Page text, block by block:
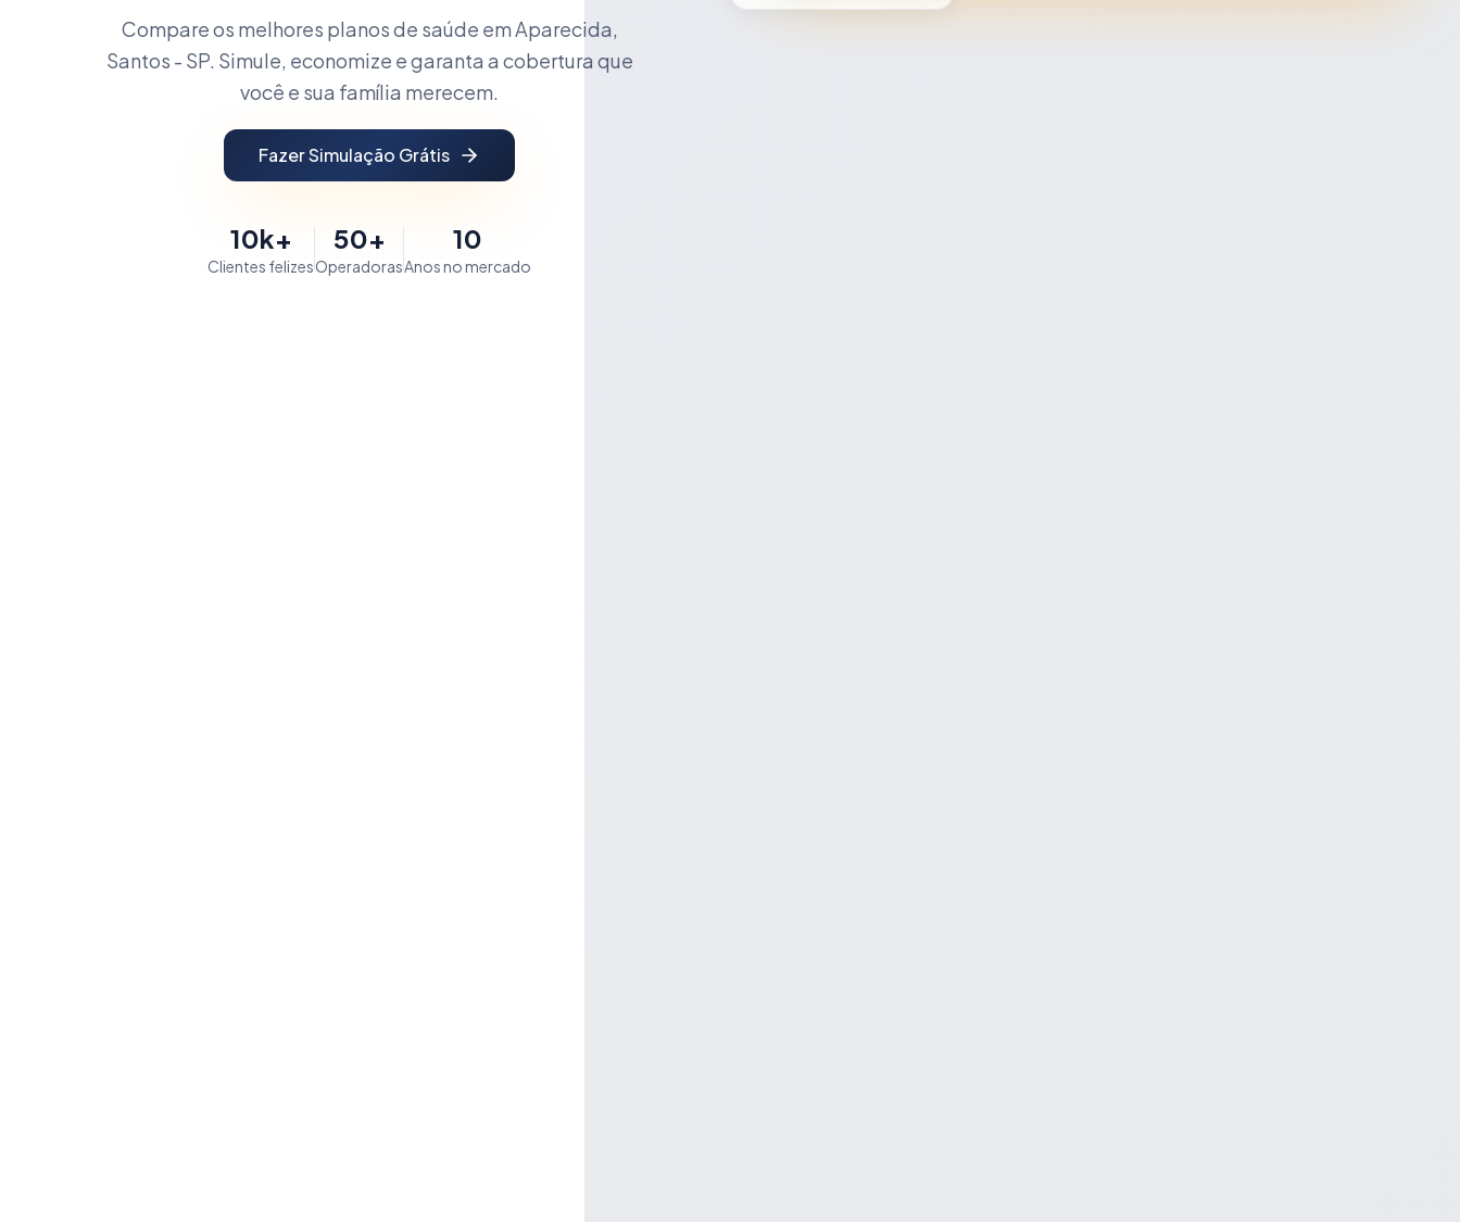
Compare os melhores planos de saúde em Aparecida,
Santos - SP. Simule, economize e garanta a cobertura que
você e sua família merecem.
Fazer Simulação Grátis
10k+
Clientes felizes
50+
Operadoras
10
Anos no mercado